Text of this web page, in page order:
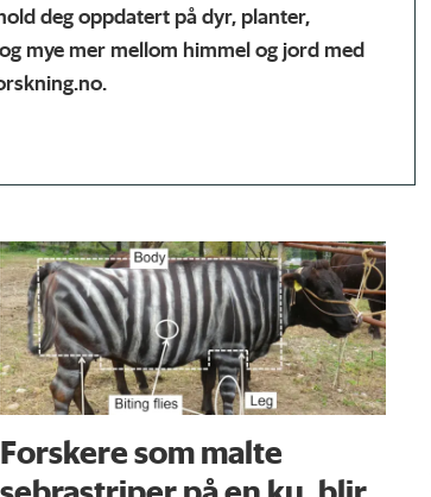
deg oppdatert på dyr, planter,
mye mer mellom himmel og jord med
Forskere som malte